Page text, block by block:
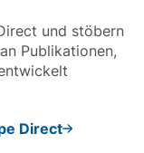
und stöbern
Publikationen,
Direct